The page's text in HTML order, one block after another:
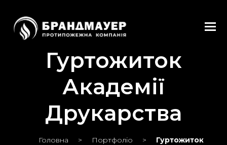
Гуртожиток
Академії
Друкарства
Головна > Портфоліо >
Гуртожиток